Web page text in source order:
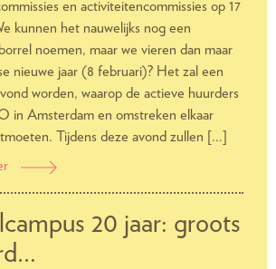
en activiteitencommissies op 17
kunnen het nauwelijks nog een
noemen, maar we vieren dan maar
nieuwe jaar (8 februari)? Het zal een
worden, waarop de actieve huurders
in Amsterdam en omstreken elkaar
Tijdens deze avond zullen […]
17
voor
bewonerscommissies
20 jaar: groots